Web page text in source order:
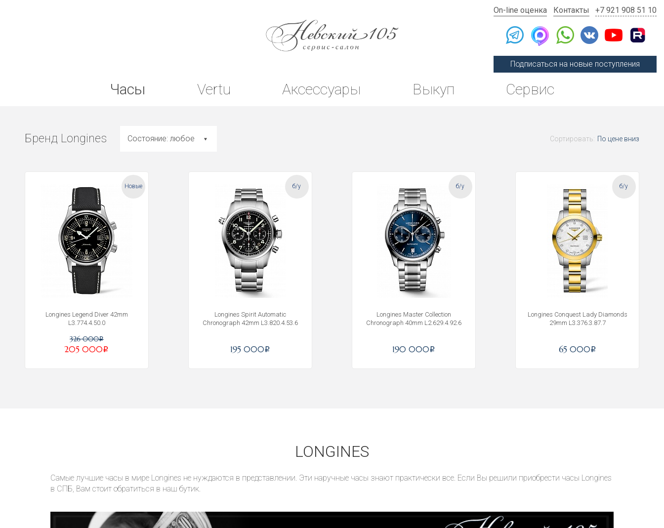
On-line оценка Контакты +7 921 908 51 10
Подписаться на новые поступления
Часы Vertu Аксессуары Выкуп Сервис
Бренд Longines Состояние: любое Сортировать: По цене вниз
Новые
Longines Legend Diver 42mm
L3.774.4.50.0
326 000i
205 000i
б/у
Longines Spirit Automatic
Chronograph 42mm L3.820.4.53.6
195 000i
б/у
Longines Master Collection
Chronograph 40mm L2.629.4.92.6
190 000i
б/у
Longines Conquest Lady Diamonds
29mm L3.376.3.87.7
65 000i
LONGINES
Самые лучшие часы в мире Longines не нуждаются в представлении. Эти наручные часы знают практически все. Если Вы решили приобрести часы Longines
в СПБ, Вам стоит обратиться в наш бутик.